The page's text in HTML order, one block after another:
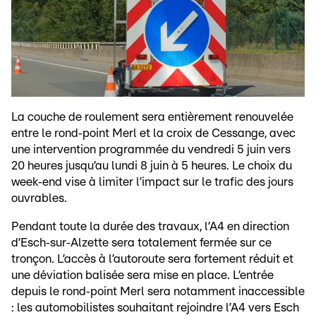
La couche de roulement sera entièrement renouvelée
entre le rond‑point Merl et la croix de Cessange, avec
une intervention programmée du vendredi 5 juin vers
20 heures jusqu’au lundi 8 juin à 5 heures. Le choix du
week‑end vise à limiter l’impact sur le trafic des jours
ouvrables.
Pendant toute la durée des travaux, l’A4 en direction
d’Esch‑sur‑Alzette sera totalement fermée sur ce
tronçon. L’accès à l’autoroute sera fortement réduit et
une déviation balisée sera mise en place. L’entrée
depuis le rond‑point Merl sera notamment inaccessible
: les automobilistes souhaitant rejoindre l’A4 vers Esch